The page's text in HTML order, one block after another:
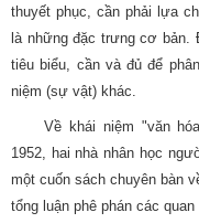
thuyết phục, cần phải lựa
là những đặc trưng cơ bản.
tiêu biểu, cần và đủ để
niệm (sự vật) khác.
Về khái niệm "văn
1952, hai nhà nhân học
một cuốn sách chuyên bàn
tổng luận phê phán các